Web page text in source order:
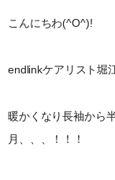
こんにちわ(^O^)!
endlinkケアリスト堀
暖かくなり長袖から
月、、、！！！